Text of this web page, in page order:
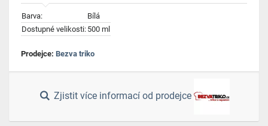
Barva:
Bílá
Dostupné velikosti: 500 ml
Prodejce: Bezva triko
Zjistit více informací od prodejce